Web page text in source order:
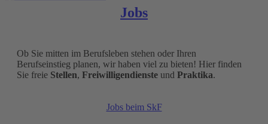
Jobs
Ob Sie mitten im Berufsleben stehen oder Ihren
Berufseinstieg planen, wir haben viel zu bieten! Hier finden
Sie freie Stellen, Freiwilligendienste und Praktika.
Jobs beim SkF